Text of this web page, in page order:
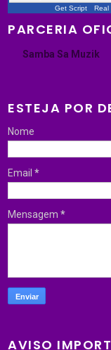
Get Script Real
PARCERIA
Samba Sa Muzik
ESTEJA POR
Nome
Email*
Mensagem*
AVISO